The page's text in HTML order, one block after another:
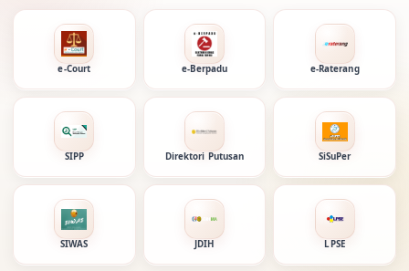
e-Court e-Berpadu e-Raterang
SIPP Direktori Putusan SiSuPer
SIWAS JDIH LPSE